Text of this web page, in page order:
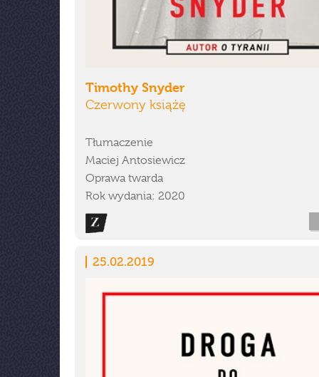
Timothy Snyder
Czerwony książę
Tłumaczenie
Maciej Antosiewicz
Oprawa twarda
Rok wydania: 2020
25.02.2019